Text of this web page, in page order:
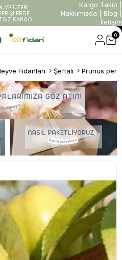
VE ÜZERİ
KARGO
Kargo Takip
Hakkımızda
Blog
İletişim
0
Fidanları Şeftali